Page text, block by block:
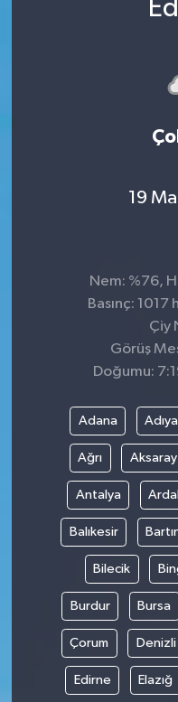
19
Nem: %76,
Basınç:
Çiy
Görüş
Doğumu:
Adana
Ağrı Aksaray
Antalya
Balıkesir
Bilecik
Burdur Bursa
Çorum Denizli
Edirne Elazığ